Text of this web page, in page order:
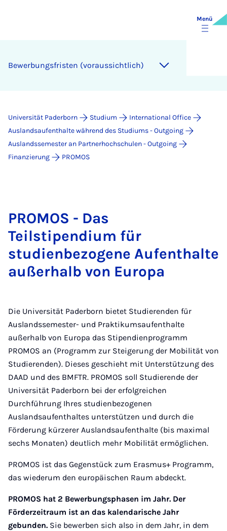
Menü
Be­wer­bungs­fris­ten (vor­aus­sicht­lich)
Universität Paderborn Studium
International Office
Auslandsaufenthalte während des Studiums - Outgoing
Auslandssemester an Partnerhochschulen - Outgoing
Finanzierung
PROMOS
PROMOS - Das
Teilstipendium für
studienbezogene Aufenthalte
außerhalb von Europa
Die Universität Paderborn bietet Studierenden für
Auslandssemester- und Praktikumsaufenthalte
außerhalb von Europa das Stipendienprogramm
PROMOS an (Programm zur Steigerung der Mobilität von
Studierenden). Dieses geschieht mit Unterstützung des
DAAD und des BMFTR. PROMOS soll Studierende der
Universität Paderborn bei der erfolgreichen
Durchführung Ihres studienbezogenen
Auslandsaufenthaltes unterstützen und durch die
Förderung kürzerer Auslandsaufenthalte (bis maximal
sechs Monaten) deutlich mehr Mobilität ermöglichen.
PROMOS ist das Gegenstück zum Erasmus+ Programm,
das wiederum den europäischen Raum abdeckt.
PROMOS hat 2 Bewerbungsphasen im Jahr. Der
Förderzeitraum ist an das kalendarische Jahr
gebunden. Sie bewerben sich also in dem Jahr, in dem